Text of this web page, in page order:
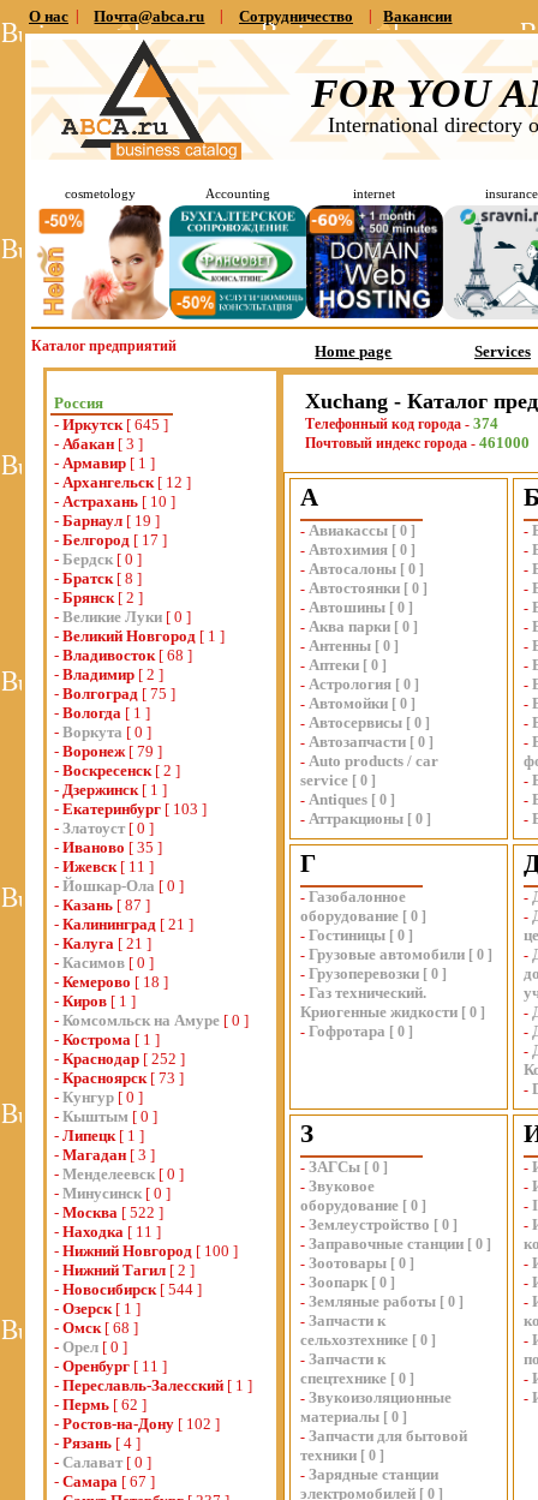
О нас Почта@abca.ru Сотрудничество Вакансии
FOR YOU
International directory
cosmetology Accounting internet insurance
Каталог предприятий Home page Services
Россия
- Иркутск[ 645 ]
- Абакан [ 3 ]
- Армавир [ 1 ]
- Архангельск[ 12 ]
- Астрахань [ 10 ]
- Барнаул [ 19 ]
- Белгород [ 17 ]
- Бердск [ 0 ]
- Братск[ 8 ]
- Брянск[ 2 ]
- Великие Луки [ 0 ]
- Великий Новгород [ 1 ]
- Владивосток[ 68 ]
- Владимир [ 2 ]
- Волгоград [ 75 ]
- Вологда [ 1 ]
- Воркута [ 0 ]
- Воронеж[ 79 ]
- Воскресенск[ 2 ]
- Дзержинск[ 1 ]
- Екатеринбург [ 103 ]
- Златоуст [ 0 ]
- Иваново [ 35 ]
- Ижевск[ 11 ]
- Йошкар-Ола [ 0 ]
- Казань [ 87 ]
- Калининград [ 21 ]
- Калуга [ 21 ]
- Касимов [ 0 ]
- Кемерово [ 18 ]
- Киров [ 1 ]
- Комсомльск на Амуре [ 0 ]
- Кострома [ 1 ]
- Краснодар [ 252 ]
- Красноярск[ 73 ]
- Кунгур [ 0 ]
- Кыштым [ 0 ]
- Липецк[ 1 ]
- Магадан [ 3 ]
- Менделеевск [ 0 ]
- Минусинск [ 0 ]
- Москва [ 522 ]
- Находка [ 11 ]
- Нижний Новгород [ 100 ]
- Нижний Тагил [ 2 ]
- Новосибирск[ 544 ]
- Озерск[ 1 ]
- Омск[ 68 ]
- Орел [ 0 ]
- Оренбург [ 11 ]
- Переславль-Залесский [ 1 ]
- Пермь [ 62 ]
- Ростов-на-Дону [ 102 ]
- Рязань [ 4 ]
- Салават [ 0 ]
- Самара [ 67 ]
Xuchang - Каталог
Телефонный код города - 374
Почтовый индекс города - 461000
А
- Авиакассы [ 0 ]
- Автохимия [ 0 ]
- Автосалоны [ 0 ]
- Автостоянки [ 0 ]
- Автошины [ 0 ]
- Аква парки [ 0 ]
- Антенны [ 0 ]
- Аптеки [ 0 ]
- Астрология [ 0 ]
- Автомойки [ 0 ]
- Автосервисы [ 0 ]
- Автозапчасти [ 0 ]
- Auto products / car
service [ 0 ]
- Antiques [ 0 ]
- Аттракционы [ 0 ]
-
-
-
-
-
-
-
-
-
-
-
-
-
-
-
Г
- Газобалонное
оборудование [ 0 ]
- Гостиницы [ 0 ]
- Грузовые автомобили [ 0 ]
- Грузоперевозки [ 0 ]
- Газ технический.
Криогенные жидкости [ 0 ]
- Гофротара [ 0 ]
-
-
-
-
-
-
-
З
- ЗАГСы [ 0 ]
- Звуковое
оборудование [ 0 ]
- Землеустройство [ 0 ]
- Заправочные станции [ 0 ]
- Зоотовары [ 0 ]
- Зоопарк [ 0 ]
- Земляные работы [ 0 ]
- Запчасти к
сельхозтехнике [ 0 ]
- Запчасти к
спецтехнике [ 0 ]
- Звукоизоляционные
материалы [ 0 ]
- Запчасти для бытовой
техники [ 0 ]
- Зарядные станции
электромобилей [ 0 ]
-
-
-
-
-
-
-
-
-
-